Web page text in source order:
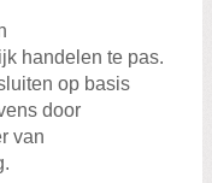
handelen te pas.
op basis
door
van